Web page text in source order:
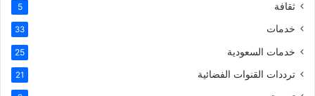
ثقافة 5
خدمات 33
خدمات السعودية 25
ترددات القنوات الفضائية 21